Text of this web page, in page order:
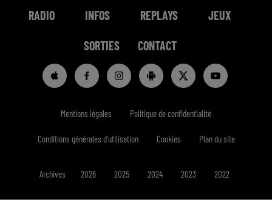
RADIO INFOS REPLAYS JEUX
SORTIES CONTACT
Mentions légales Politique de confidentialité
Conditions générales d'utilisation Cookies Plan du site
Archives 2026 2025 2024 2023 2022